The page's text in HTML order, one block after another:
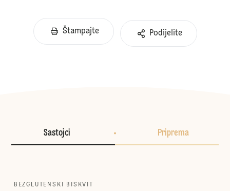
Štampajte Podijelite
Sastojci Priprema
BEZGLUTENSKI BISKVIT